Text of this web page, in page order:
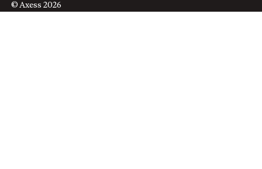
© Axess 2026